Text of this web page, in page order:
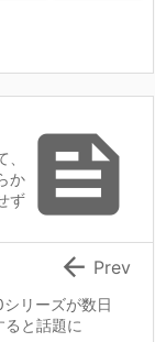

か
ず
シリーズが数日
と話題に
 Prev